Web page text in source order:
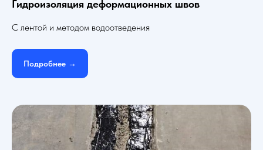
Гидроизоляция деформационных швов
С лентой и методом водоотведения
Подробнее →